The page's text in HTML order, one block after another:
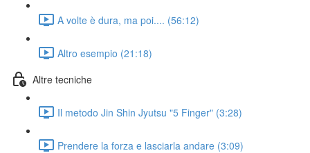
A volte è dura, ma poi.... (56:12)
Altro esempio (21:18)
Altre tecniche
Il metodo Jin Shin Jyutsu "5 Finger" (3:28)
Prendere la forza e lasciarla andare (3:09)